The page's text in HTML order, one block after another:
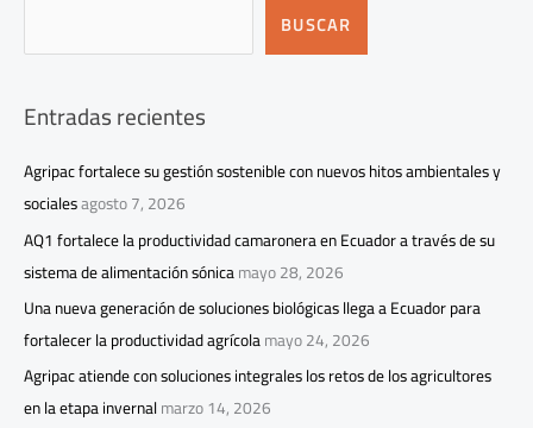
BUSCAR
Entradas recientes
Agripac fortalece su gestión sostenible con nuevos hitos ambientales y
socialesagosto 7, 2026
AQ1 fortalece la productividad camaronera en Ecuador a través de su
sistema de alimentación sónicamayo 28, 2026
Una nueva generación de soluciones biológicas llega a Ecuador para
fortalecer la productividad agrícolamayo 24, 2026
Agripac atiende con soluciones integrales los retos de los agricultores
en la etapa invernalmarzo 14, 2026